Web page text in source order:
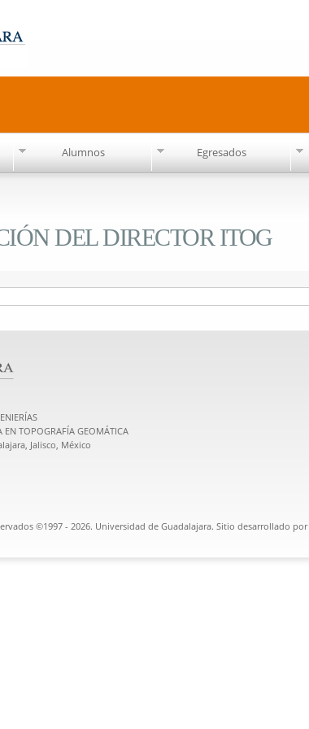
Alumnos Egresados
DEL DIRECTOR ITOG
EN TOPOGRAFÍA GEOMÁTICA
Jalisco, México
©1997 - 2026. Universidad de Guadalajara. Sitio desarrollado por